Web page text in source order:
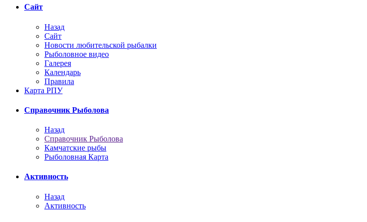
Сайт
Назад
Сайт
Новости любительской рыбалки
Рыболовное видео
Галерея
Календарь
Правила
Карта РПУ
Справочник Рыболова
Назад
Справочник Рыболова
Камчатские рыбы
Рыболовная Карта
Активность
Назад
Активность